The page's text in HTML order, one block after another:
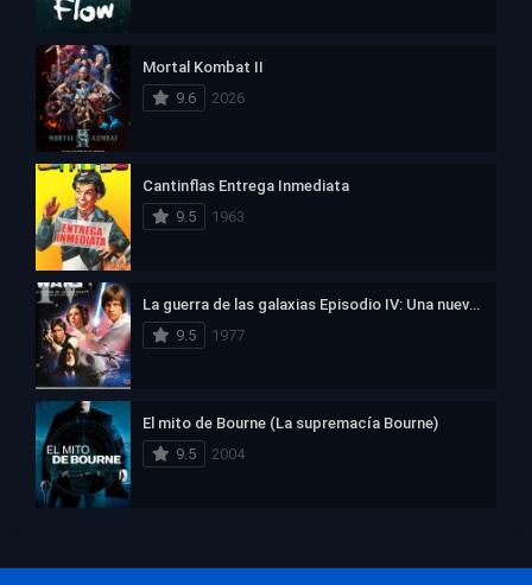
Mortal Kombat II
9.6
2026
Cantinflas Entrega Inmediata
9.5
1963
La guerra de las galaxias Episodio IV: Una nueva esperanza
9.5
1977
El mito de Bourne (La supremacía Bourne)
9.5
2004